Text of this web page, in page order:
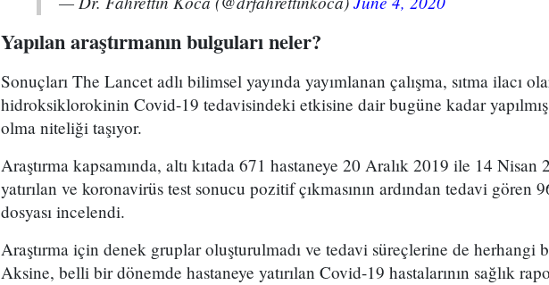
Yapılan araştırmanın bulguları neler?
Sonuçları The Lancet adlı bilimsel yayında yayımlanan çalışma, sıtma ilacı
hidroksiklorokinin Covid-19 tedavisindeki etkisine dair bugüne kadar yapılmış
olma niteliği taşıyor.
Araştırma kapsamında, altı kıtada 671 hastaneye 20 Aralık 2019 ile 14 Nisan
yatırılan ve koronavirüs test sonucu pozitif çıkmasının ardından tedavi gören
dosyası incelendi.
Araştırma için denek gruplar oluşturulmadı ve tedavi süreçlerine de herhangi
Aksine, belli bir dönemde hastaneye yatırılan Covid-19 hastalarının sağlık